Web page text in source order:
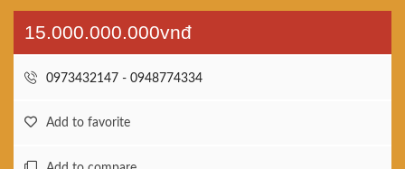
15.000.000.000vnđ
0973432147 - 0948774334
Add to favorite